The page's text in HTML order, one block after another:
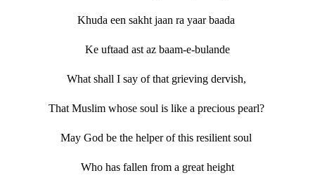
Khuda een sakht jaan ra yaar baada
Ke uftaad ast az baam-e-bulande
What shall I say of that grieving dervish,
That Muslim whose soul is like a precious pearl?
May God be the helper of this resilient soul
Who has fallen from a great height